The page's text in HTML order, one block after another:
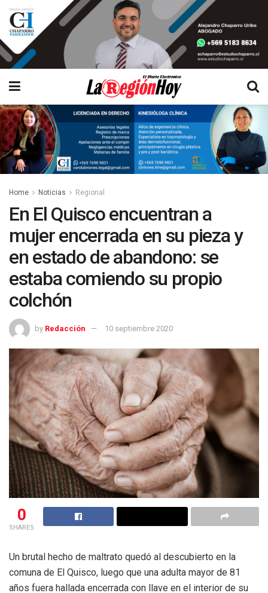
Home Noticias Regional
En El Quisco encuentran a
mujer encerrada en su pieza y
en estado de abandono: se
estaba comiendo su propio
colchón
by Redacción 10 septiembre 2020
0
SHARES
Un brutal hecho de maltrato quedó al descubierto en la
comuna de El Quisco, luego que una adulta mayor de 81
años fuera hallada encerrada con llave en el interior de su